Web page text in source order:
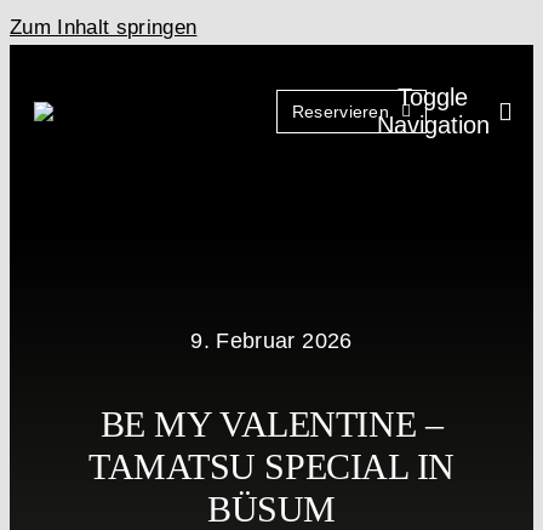
Zum Inhalt springen
Reservieren
Toggle
Navigation
9. Februar 2026
BE MY VALENTINE –
TAMATSU SPECIAL IN
BÜSUM